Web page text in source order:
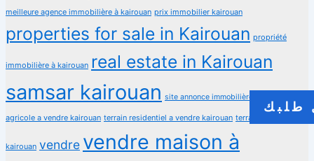
طلبك
meilleure agence immobilière à kairouan prix immobilier kairouan
properties for sale in Kairouan propriété
immobilière à kairouan real estate in Kairouan
samsar kairouan site annonce immobilière
agricole a vendre kairouan terrain residentiel a vendre kairouan terrain à vendre
kairouan vendre vendre maison à